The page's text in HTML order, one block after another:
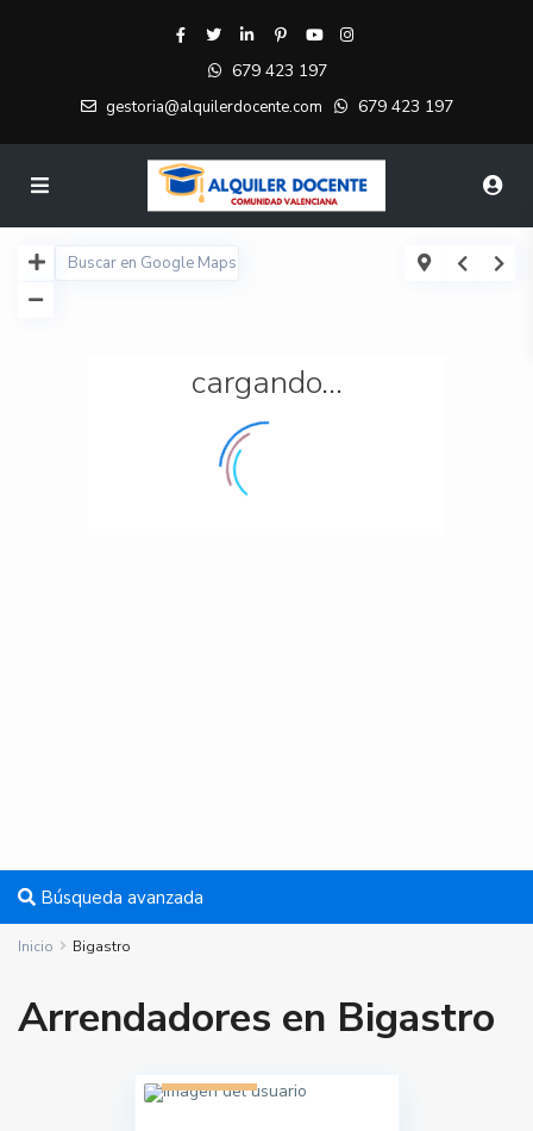
679 423 197
gestoria@alquilerdocente.com 679 423 197
cargando...
Búsqueda avanzada
Inicio Bigastro
Arrendadores en Bigastro